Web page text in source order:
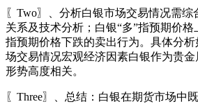
〖Two〗、分析白银市场交易情况需
关系及技术分析；白银“多”指预期价格
指预期价格下跌的卖出行为。具体分
场交易情况宏观经济因素白银作为贵
形势高度相关。
〖Three〗、总结：白银在期货市场中